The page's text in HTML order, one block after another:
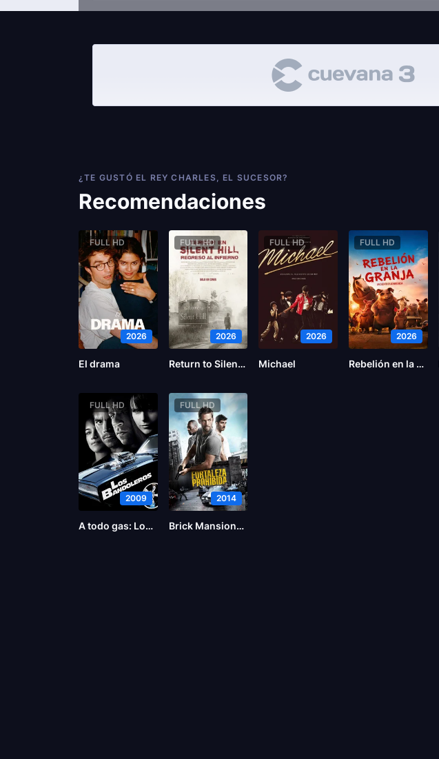
¿TE GUSTÓ EL REY CHARLES, EL SUCESOR?
Recomendaciones
FULL HD
2026
El drama
FULL HD
2026
Return to Silent Hill
FULL HD
2026
Michael
FULL HD
2026
Rebelión en la Granja
FULL HD
2009
A todo gas: Los bandoleros
FULL HD
2014
Brick Mansions (La fortaleza)